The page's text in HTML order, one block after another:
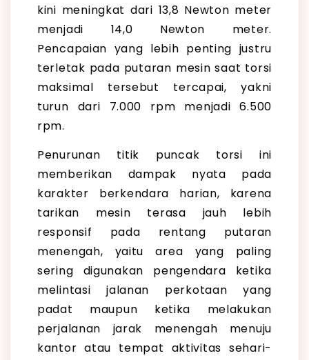
kini meningkat dari 13,8 Newton meter
menjadi 14,0 Newton meter.
Pencapaian yang lebih penting justru
terletak pada putaran mesin saat torsi
maksimal tersebut tercapai, yakni
turun dari 7.000 rpm menjadi 6.500
rpm.
Penurunan titik puncak torsi ini
memberikan dampak nyata pada
karakter berkendara harian, karena
tarikan mesin terasa jauh lebih
responsif pada rentang putaran
menengah, yaitu area yang paling
sering digunakan pengendara ketika
melintasi jalanan perkotaan yang
padat maupun ketika melakukan
perjalanan jarak menengah menuju
kantor atau tempat aktivitas sehari-